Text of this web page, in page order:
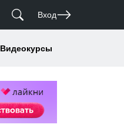
Вход
Видеокурсы